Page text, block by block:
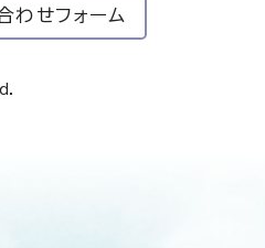
わせフォーム